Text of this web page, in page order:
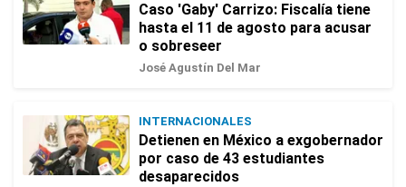
Caso 'Gaby' Carrizo: Fiscalía tiene
hasta el 11 de agosto para acusar
o sobreseer
José Agustín Del Mar
INTERNACIONALES
Detienen en México a exgobernador
por caso de 43 estudiantes
desaparecidos